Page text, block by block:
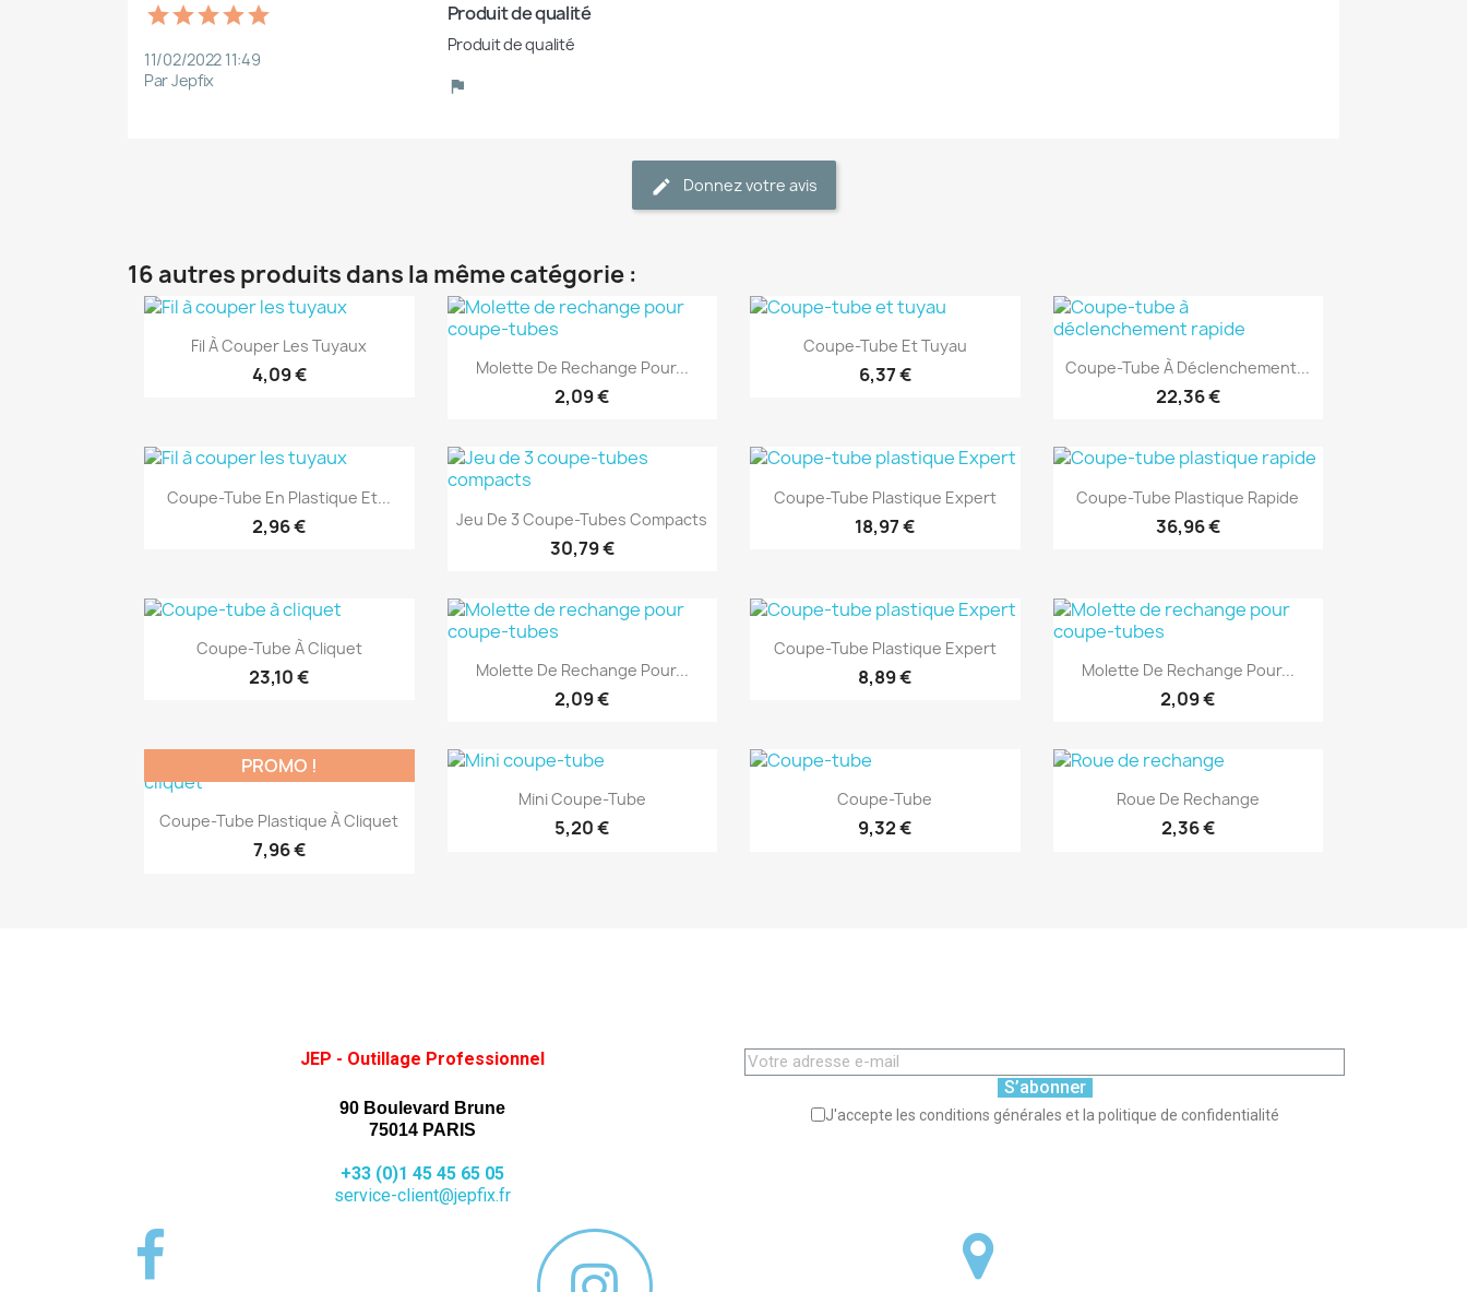
11/02/2022 11:49
Par Jepfix
Produit de qualité
Produit de qualité
Donnez votre avis
16 autres produits dans la même catégorie :
Aperçu rapide
Fil À Couper Les Tuyaux
4,09 €
(1)
 Aperçu rapide
Molette De Rechange Pour...
2,09 €
Aperçu rapide
Coupe-Tube Et Tuyau
6,37 €
(1)
Aperçu rapide
Coupe-Tube À Déclenchement...
22,36 €
(1)
Aperçu rapide
Coupe-Tube En Plastique Et...
2,96 €
(1)
Aperçu rapide
Jeu De 3 Coupe-Tubes Compacts
30,79 €
Aperçu rapide
Coupe-Tube Plastique Expert
18,97 €
(1)
Aperçu rapide
Coupe-Tube Plastique Rapide
36,96 €
(1)
Aperçu rapide
Coupe-Tube À Cliquet
23,10 €
(1)
 Aperçu rapide
Molette De Rechange Pour...
2,09 €
Aperçu rapide
Coupe-Tube Plastique Expert
8,89 €
(1)
 Aperçu rapide
Molette De Rechange Pour...
2,09 €
Aperçu rapide
Coupe-Tube Plastique À Cliquet
7,96 €
(1)
PROMO !
Aperçu rapide
Mini Coupe-Tube
5,20 €
Aperçu rapide
Coupe-Tube
9,32 €
Aperçu rapide
Roue De Rechange
2,36 €
JEP - Outillage Professionnel
90 Boulevard Brune
75014 PARIS
+33 (0)1 45 45 65 05
service-client@jepfix.fr
S’abonner
J'accepte les conditions générales et la politique de confidentialité